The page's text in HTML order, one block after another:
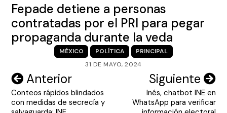
Fepade detiene a personas
contratadas por el PRI para pegar
propaganda durante la veda
MÉXICO POLÍTICA
PRINCIPAL
31 DE MAYO, 2024
Navegación
de
Anterior
Conteos rápidos blindados
con medidas de secrecía y
Siguiente
Inés, chatbot INE en
WhatsApp para verificar